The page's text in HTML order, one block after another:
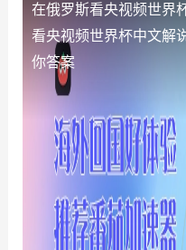
在俄罗斯看央视频世界
看央视频世界杯中文解
你答案